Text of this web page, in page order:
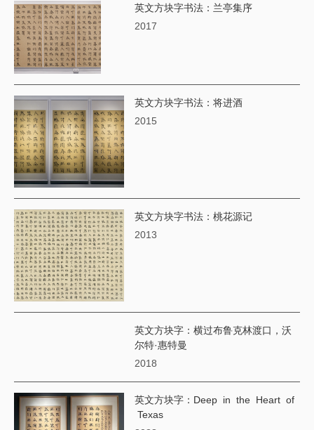
英文方块字书法：兰亭集序
2017
英文方块字书法：将进酒
2015
英文方块字书法：桃花源记
2013
英文方块字：横过布鲁克林渡口，沃
尔特·惠特曼
2018
英文方块字：Deep in the Heart of
Texas